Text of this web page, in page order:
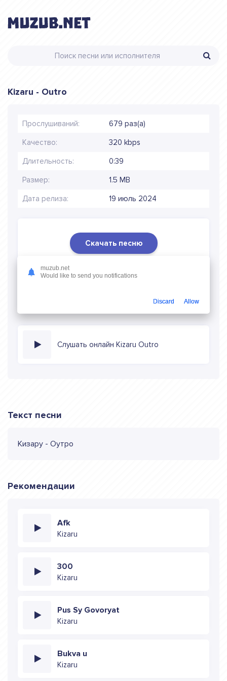
Kizaru - Outro
Прослушиваний: 679 раз(а)
Качество: 320 kbps
Длительность: 0:39
Размер: 1.5 MB
Дата релиза: 19 июль 2024
Скачать песню
Скачать песню Kizaru - Outro
качество: 320 кбитс) бесплатно или слушать музыку в
Слушать онлайн Kizaru Outro
Текст песни
Кизару - Оутро
Рекомендации
Afk
Kizaru
300
Kizaru
Pus Sy Govoryat
Kizaru
Bukva u
Kizaru
muzub.net
Would like to send you notifications
Discard Allow